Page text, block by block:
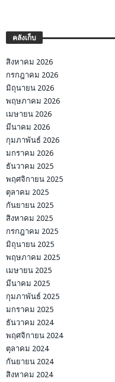
คลังเก็บ
สิงหาคม 2026
กรกฎาคม 2026
มิถุนายน 2026
พฤษภาคม 2026
เมษายน 2026
มีนาคม 2026
กุมภาพันธ์ 2026
มกราคม 2026
ธันวาคม 2025
พฤศจิกายน 2025
ตุลาคม 2025
กันยายน 2025
สิงหาคม 2025
กรกฎาคม 2025
มิถุนายน 2025
พฤษภาคม 2025
เมษายน 2025
มีนาคม 2025
กุมภาพันธ์ 2025
มกราคม 2025
ธันวาคม 2024
พฤศจิกายน 2024
ตุลาคม 2024
กันยายน 2024
สิงหาคม 2024